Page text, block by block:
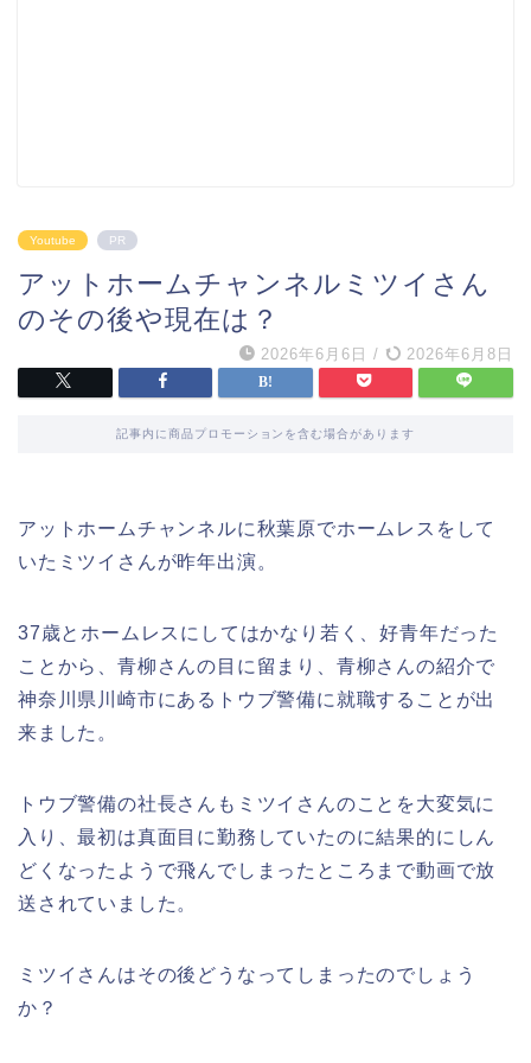
Youtube PR
アットホームチャンネルミツイさん
のその後や現在は？
2026年6月6日 / 2026年6月8日
記事内に商品プロモーションを含む場合があります
アットホームチャンネルに秋葉原でホームレスをして
いたミツイさんが昨年出演。
37歳とホームレスにしてはかなり若く、好青年だった
ことから、青柳さんの目に留まり、青柳さんの紹介で
神奈川県川崎市にあるトウブ警備に就職することが出
来ました。
トウブ警備の社長さんもミツイさんのことを大変気に
入り、最初は真面目に勤務していたのに結果的にしん
どくなったようで飛んでしまったところまで動画で放
送されていました。
ミツイさんはその後どうなってしまったのでしょう
か？